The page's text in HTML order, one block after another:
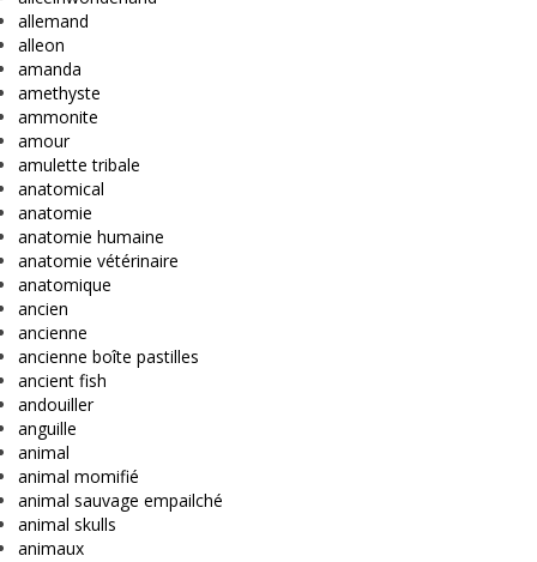
allemand
alleon
amanda
amethyste
ammonite
amour
amulette tribale
anatomical
anatomie
anatomie humaine
anatomie vétérinaire
anatomique
ancien
ancienne
ancienne boîte pastilles
ancient fish
andouiller
anguille
animal
animal momifié
animal sauvage empailché
animal skulls
animaux